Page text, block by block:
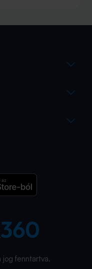
fenntartva.